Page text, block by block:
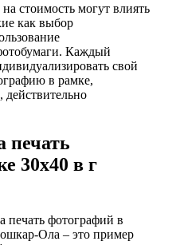
стоимость могут влиять
как выбор
Каждый
свой
в рамке,
действительно
печать
30х40 в г
печать фотографий в
Ола – это пример